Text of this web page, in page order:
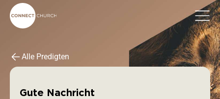
Alle Predigten
Gute Nachricht